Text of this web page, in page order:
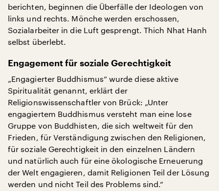
berichten, beginnen die Überfälle der Ideologen von
links und rechts. Mönche werden erschossen,
Sozialarbeiter in die Luft gesprengt. Thich Nhat Hanh
selbst überlebt.
Engagement für soziale Gerechtigkeit
„Engagierter Buddhismus“ wurde diese aktive
Spiritualität genannt, erklärt der
Religionswissenschaftler von Brück: „Unter
engagiertem Buddhismus versteht man eine lose
Gruppe von Buddhisten, die sich weltweit für den
Frieden, für Verständigung zwischen den Religionen,
für soziale Gerechtigkeit in den einzelnen Ländern
und natürlich auch für eine ökologische Erneuerung
der Welt engagieren, damit Religionen Teil der Lösung
werden und nicht Teil des Problems sind.“